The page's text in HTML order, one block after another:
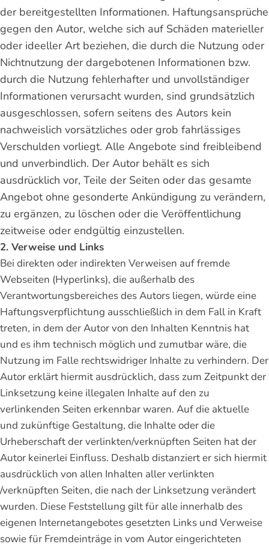
der bereitgestellten Informationen. Haftungsansprüche
gegen den Autor, welche sich auf Schäden materieller
oder ideeller Art beziehen, die durch die Nutzung oder
Nichtnutzung der dargebotenen Informationen bzw.
durch die Nutzung fehlerhafter und unvollständiger
Informationen verursacht wurden, sind grundsätzlich
ausgeschlossen, sofern seitens des Autors kein
nachweislich vorsätzliches oder grob fahrlässiges
Verschulden vorliegt. Alle Angebote sind freibleibend
und unverbindlich. Der Autor behält es sich
ausdrücklich vor, Teile der Seiten oder das gesamte
Angebot ohne gesonderte Ankündigung zu verändern,
zu ergänzen, zu löschen oder die Veröffentlichung
zeitweise oder endgültig einzustellen.
2. Verweise und Links
Bei direkten oder indirekten Verweisen auf fremde
Webseiten (Hyperlinks), die außerhalb des
Verantwortungsbereiches des Autors liegen, würde eine
Haftungsverpflichtung ausschließlich in dem Fall in Kraft
treten, in dem der Autor von den Inhalten Kenntnis hat
und es ihm technisch möglich und zumutbar wäre, die
Nutzung im Falle rechtswidriger Inhalte zu verhindern. Der
Autor erklärt hiermit ausdrücklich, dass zum Zeitpunkt der
Linksetzung keine illegalen Inhalte auf den zu
verlinkenden Seiten erkennbar waren. Auf die aktuelle
und zukünftige Gestaltung, die Inhalte oder die
Urheberschaft der verlinkten/verknüpften Seiten hat der
Autor keinerlei Einfluss. Deshalb distanziert er sich hiermit
ausdrücklich von allen Inhalten aller verlinkten
/verknüpften Seiten, die nach der Linksetzung verändert
wurden. Diese Feststellung gilt für alle innerhalb des
eigenen Internetangebotes gesetzten Links und Verweise
sowie für Fremdeinträge in vom Autor eingerichteten